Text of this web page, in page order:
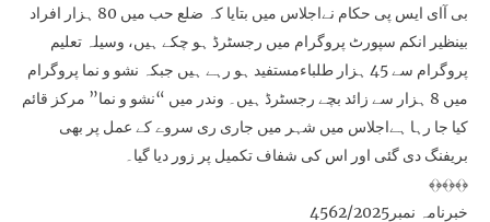
بی آای ایس پی حکام نےاجلاس میں بتایا کہ ضلع حب میں 80 ہزار افراد
بینظیر انکم سپورٹ پروگرام میں رجسٹرڈ ہو چکے ہیں، وسیلہ تعلیم
پروگرام سے 45 ہزار طلباءمستفید ہو رہے ہیں جبکہ نشو و نما پروگرام
میں 8 ہزار سے زائد بچے رجسٹرڈ ہیں۔ وندر میں “نشو و نما” مرکز قائم
کیا جا رہا ہےاجلاس میں شہر میں جاری ری سروے کے عمل پر بھی
بریفنگ دی گئی اور اس کی شفاف تکمیل پر زور دیا گیا۔
﴾﴿﴾﴿﴾﴿
خبرنامہ نمبر4562/2025